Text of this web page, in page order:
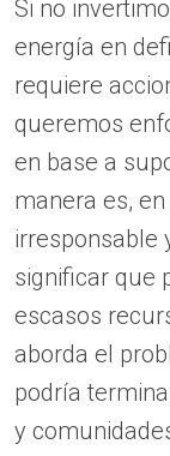
Si no
energía en
requiere
queremos
en base a
manera es,
irresponsable
significar que
escasos
aborda el
podría
y